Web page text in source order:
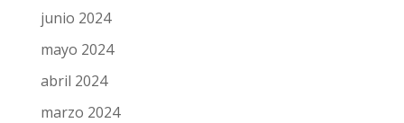
junio 2024
mayo 2024
abril 2024
marzo 2024